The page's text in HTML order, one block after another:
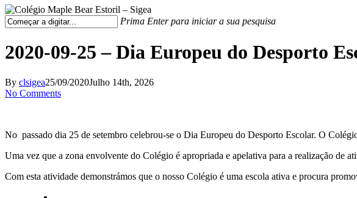
Prima Enter para iniciar a sua pesquisa
Pesquisa
2020-09-25 – Dia Europeu do Desporto
By clsigea25/09/2020Julho 14th, 2026
No Comments
No passado dia 25 de setembro celebrou-se o Dia Europeu do Desporto Escolar. O
Uma vez que a zona envolvente do Colégio é apropriada e apelativa para a realização de
Com esta atividade demonstrámos que o nosso Colégio é uma escola ativa e procura